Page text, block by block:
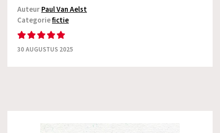
AuteurPaul Van Aelst
Categoriefictie
30 AUGUSTUS 2025